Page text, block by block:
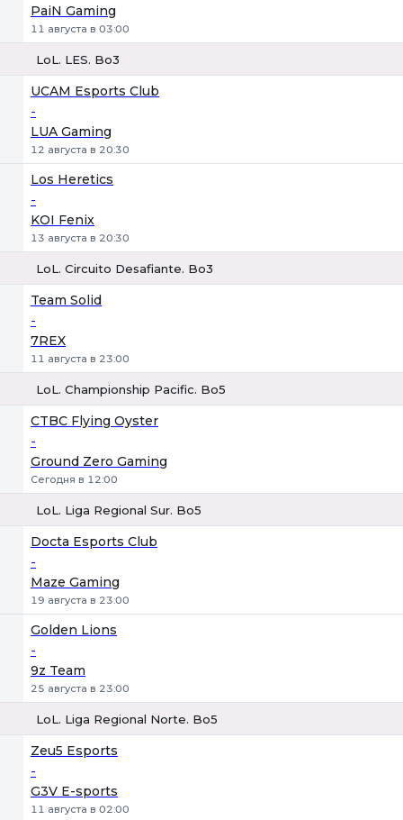
PaiN Gaming
11 августа в 03:00
LoL. LES. Bo3
UCAM Esports Club
-
LUA Gaming
12 августа в 20:30
Los Heretics
-
KOI Fenix
13 августа в 20:30
LoL. Circuito Desafiante. Bo3
Team Solid
-
7REX
11 августа в 23:00
LoL. Championship Pacific. Bo5
CTBC Flying Oyster
-
Ground Zero Gaming
Сегодня в 12:00
LoL. Liga Regional Sur. Bo5
Docta Esports Club
-
Maze Gaming
19 августа в 23:00
Golden Lions
-
9z Team
25 августа в 23:00
LoL. Liga Regional Norte. Bo5
Zeu5 Esports
-
G3V E-sports
11 августа в 02:00